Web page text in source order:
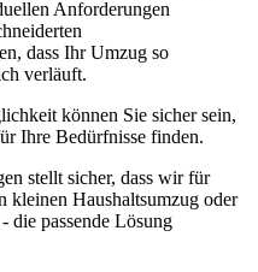
Anforderungen
dass Ihr Umzug so
verläuft.
können Sie sicher sein,
Ihre Bedürfnisse finden.
stellt sicher, dass wir für
kleinen Haushaltsumzug oder
die passende Lösung